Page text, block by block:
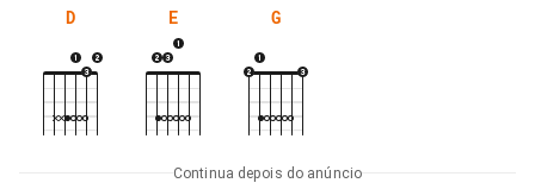
D E G
Continua depois do anúncio